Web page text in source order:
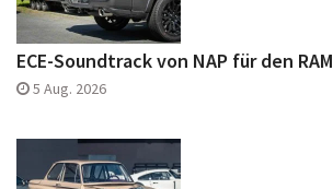
ECE-Soundtrack von NAP für den RAM
5 Aug. 2026